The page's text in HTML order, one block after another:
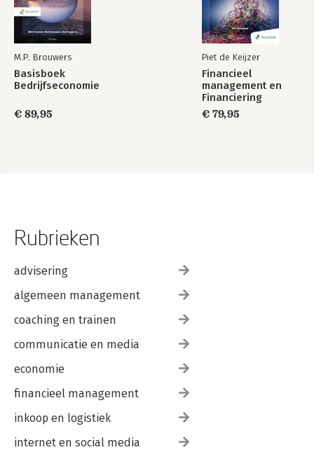
M.P. Brouwers
Basisboek
Bedrijfseconomie
€ 89,95
Piet de Keijzer
Financieel
management en
Financiering
€ 79,95
Rubrieken
advisering
algemeen management
coaching en trainen
communicatie en media
economie
financieel management
inkoop en logistiek
internet en social media